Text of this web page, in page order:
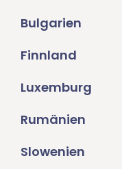
Bulgarien
Finnland
Luxemburg
Rumänien
Slowenien